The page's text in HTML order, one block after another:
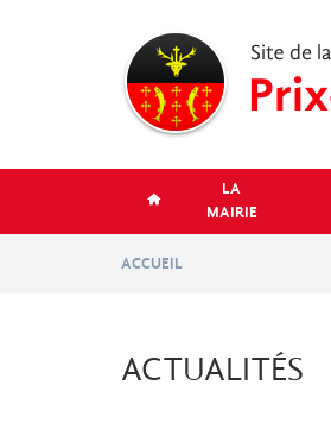
LA
MAIRIE
ACCUEIL
ACTUALITÉS